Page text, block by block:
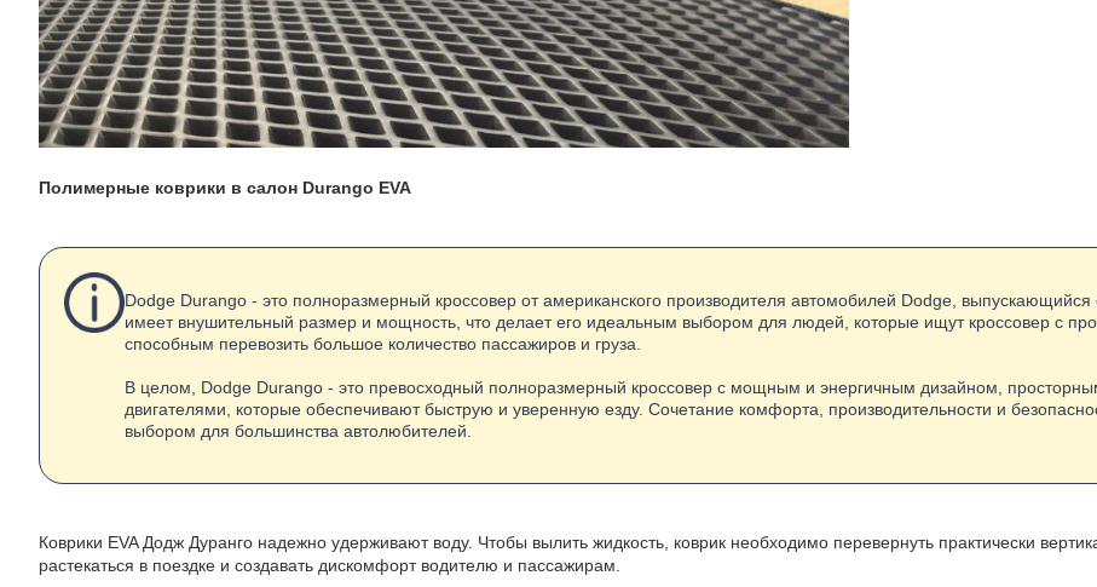
Полимерные коврики в салон Durango EVA
Dodge Durango - это полноразмерный кроссовер от американского производителя автомобилей Dodge,
имеет внушительный размер и мощность, что делает его идеальным выбором для людей, которые ищут кроссовер с
способным перевозить большое количество пассажиров и груза.
В целом, Dodge Durango - это превосходный полноразмерный кроссовер с мощным и энергичным дизайном,
двигателями, которые обеспечивают быструю и уверенную езду. Сочетание комфорта, производительности и
выбором для большинства автолюбителей.
Коврики EVA Додж Дуранго надежно удерживают воду. Чтобы вылить жидкость, коврик необходимо перевернуть практически
растекаться в поездке и создавать дискомфорт водителю и пассажирам.